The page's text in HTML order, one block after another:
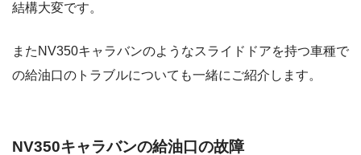
結構大変です。
またNV350キャラバンのようなスライドドアを持つ車種で
の給油口のトラブルについても一緒にご紹介します。
NV350キャラバンの給油口の故障